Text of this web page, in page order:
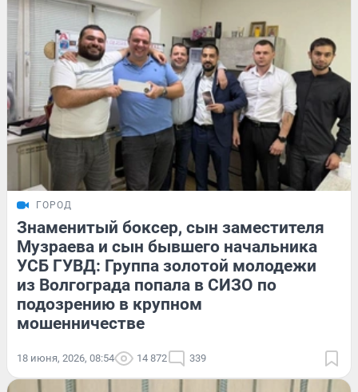
ГОРОД
Знаменитый боксер, сын заместителя
Музраева и сын бывшего начальника
УСБ ГУВД: Группа золотой молодежи
из Волгограда попала в СИЗО по
подозрению в крупном
мошенничестве
18 июня, 2026, 08:54 14 872 339